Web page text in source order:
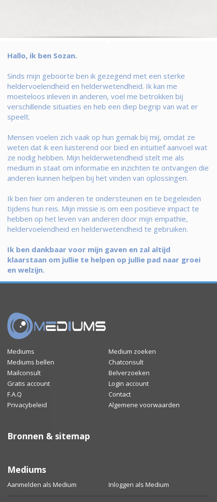
Hallo, ik ben Sozan.
Sinds mijn geboorte ben ik gezegend met een sterke
heldervoelendheid en helderwetendheid. Ik kan me
moeiteloos inleven in anderen, voel me betrokken bij
verschillende situaties en heb een diep begrip van wat er
speelt.
Mensen voelen zich vaak op hun gemak bij mij, omdat ze
weten dat ik een luisterend oor bied en intuitief aanvoel wat
ze nodig hebben. Mijn helderwetendheid stelt me als
medium in staat om informatie en inzichten te ontvangen die
anderen kunnen helpen bij het vinden van oplossingen.
Ik ben hier om anderen te ondersteunen en te begeleiden
tijdens hun reis. Mijn missie is om een positieve impact te
hebben op het leven van anderen door mijn empathie,
heldervoelendheid en helderwetendheid te gebruiken.
Ik ben dankbaar voor mijn gaven en zal altijd
klaarstaan om jullie te helpen op jullie pad naar groei
en welzijn.
Mediums
Medium zoeken
Mediums bellen
Chatconsult
Mailconsult
Belverzoeken
Gratis account
Login account
F.A.Q
Contact
Privacybeleid
Algemene voorwaarden
Bronnen & sitemap
Mediums
Aanmelden als Medium Inloggen als Medium